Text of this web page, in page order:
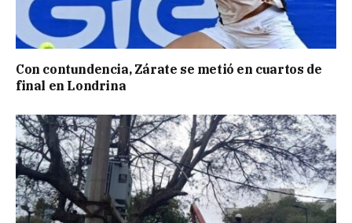
Con contundencia, Zárate se metió en cuartos de
final en Londrina